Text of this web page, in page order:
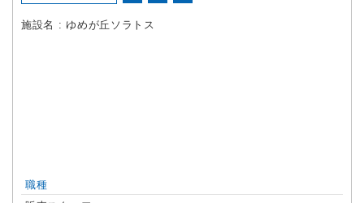
施設名 : ゆめが丘ソラトス
職種